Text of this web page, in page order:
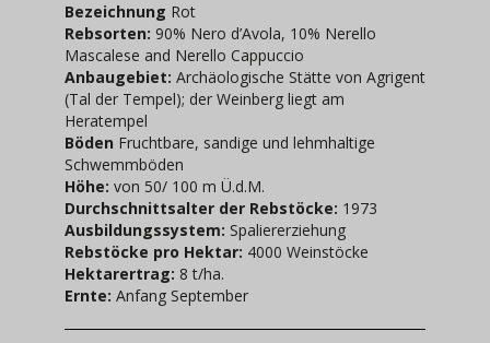
Bezeichnung Rot
Rebsorten: 90% Nero d’Avola, 10% Nerello
Mascalese and Nerello Cappuccio
Anbaugebiet: Archäologische Stätte von Agrigent
(Tal der Tempel); der Weinberg liegt am
Heratempel
Böden Fruchtbare, sandige und lehmhaltige
Schwemmböden
Höhe: von 50/ 100 m Ü.d.M.
Durchschnittsalter der Rebstöcke: 1973
Ausbildungssystem: Spaliererziehung
Rebstöcke pro Hektar: 4000 Weinstöcke
Hektarertrag: 8 t/ha.
Ernte: Anfang September